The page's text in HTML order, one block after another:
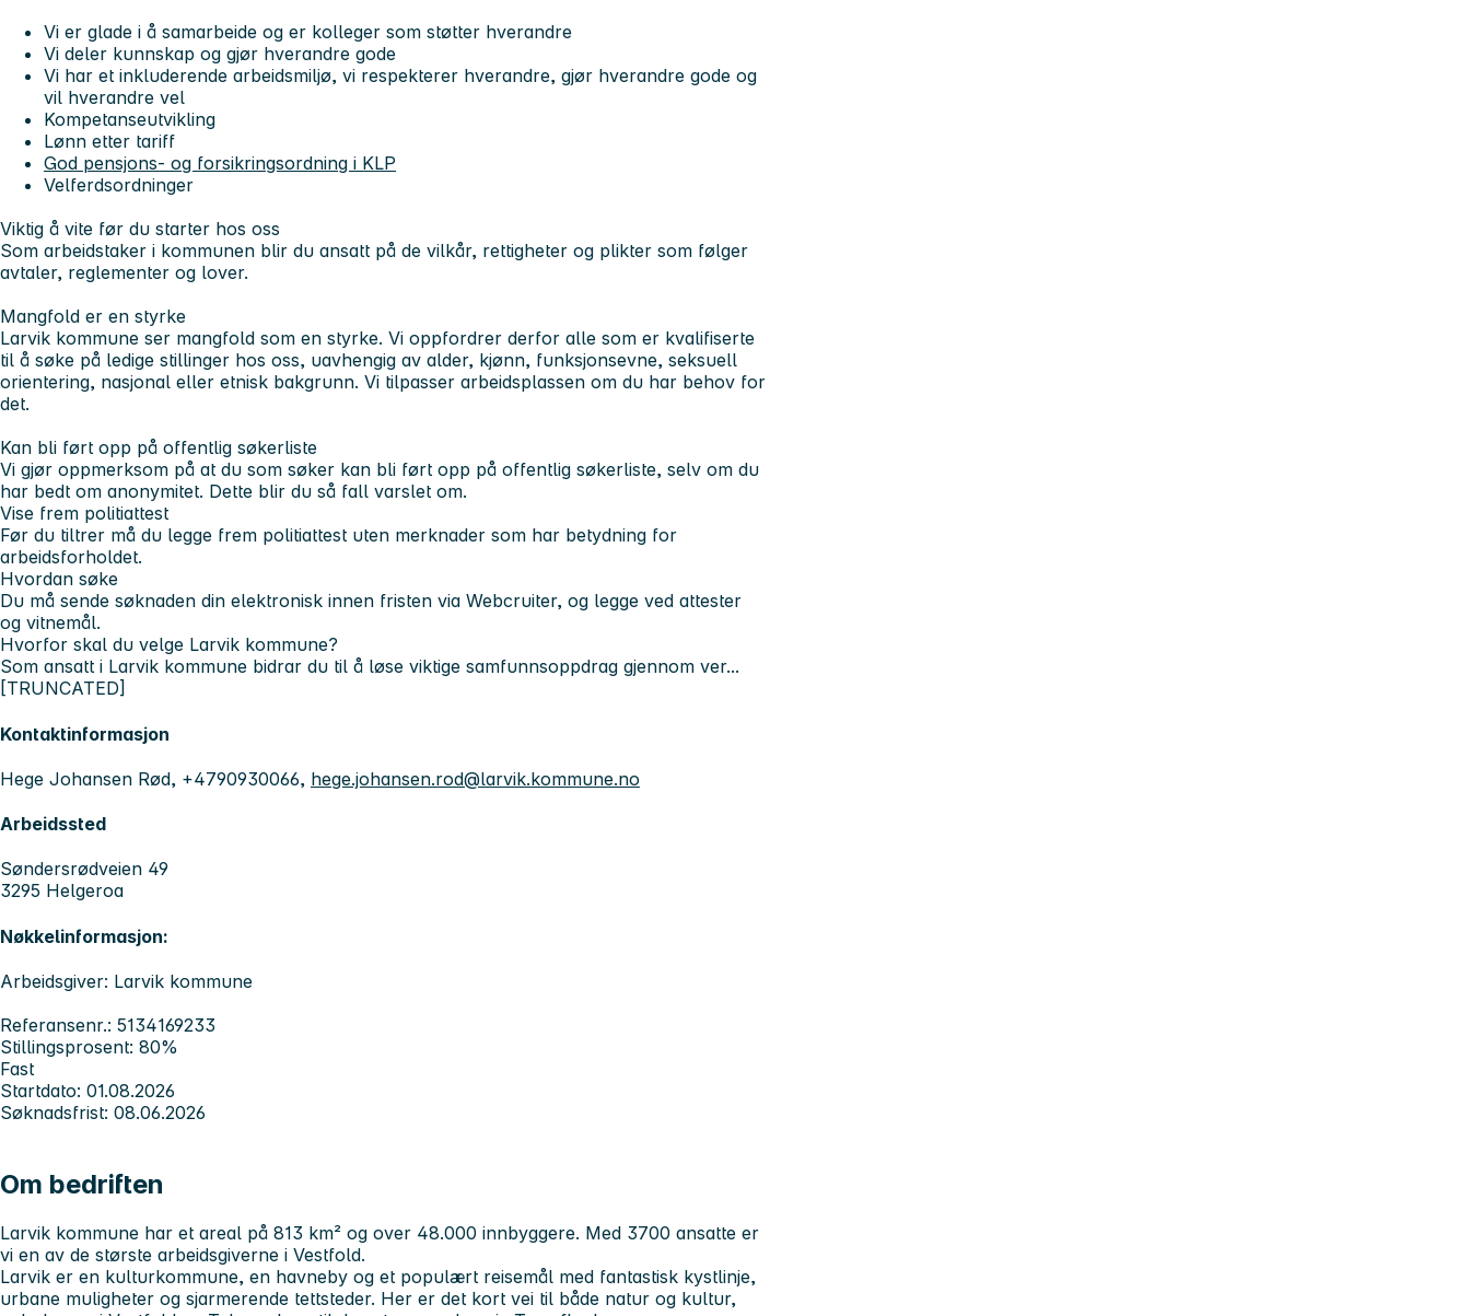
Vi er glade i å samarbeide og er kolleger som støtter hverandre
Vi deler kunnskap og gjør hverandre gode
Vi har et inkluderende arbeidsmiljø, vi respekterer hverandre, gjør hverandre gode og
vil hverandre vel
Kompetanseutvikling
Lønn etter tariff
God pensjons- og forsikringsordning i KLP
Velferdsordninger
Viktig å vite før du starter hos oss
Som arbeidstaker i kommunen blir du ansatt på de vilkår, rettigheter og plikter som følger
avtaler, reglementer og lover.
Mangfold er en styrke
Larvik kommune ser mangfold som en styrke. Vi oppfordrer derfor alle som er kvalifiserte
til å søke på ledige stillinger hos oss, uavhengig av alder, kjønn, funksjonsevne, seksuell
orientering, nasjonal eller etnisk bakgrunn. Vi tilpasser arbeidsplassen om du har behov for
det.
Kan bli ført opp på offentlig søkerliste
Vi gjør oppmerksom på at du som søker kan bli ført opp på offentlig søkerliste, selv om du
har bedt om anonymitet. Dette blir du så fall varslet om.
Vise frem politiattest
Før du tiltrer må du legge frem politiattest uten merknader som har betydning for
arbeidsforholdet.
Hvordan søke
Du må sende søknaden din elektronisk innen fristen via Webcruiter, og legge ved attester
og vitnemål.
Hvorfor skal du velge Larvik kommune?
Som ansatt i Larvik kommune bidrar du til å løse viktige samfunnsoppdrag gjennom ver...
[TRUNCATED]
Kontaktinformasjon
Hege Johansen Rød, +4790930066, hege.johansen.rod@larvik.kommune.no
Arbeidssted
Søndersrødveien 49
3295 Helgeroa
Nøkkelinformasjon:
Arbeidsgiver: Larvik kommune
Referansenr.: 5134169233
Stillingsprosent: 80%
Fast
Startdato: 01.08.2026
Søknadsfrist: 08.06.2026
Om bedriften
Larvik kommune har et areal på 813 km² og over 48.000 innbyggere. Med 3700 ansatte er
vi en av de største arbeidsgiverne i Vestfold.
Larvik er en kulturkommune, en havneby og et populært reisemål med fantastisk kystlinje,
urbane muligheter og sjarmerende tettsteder. Her er det kort vei til både natur og kultur,